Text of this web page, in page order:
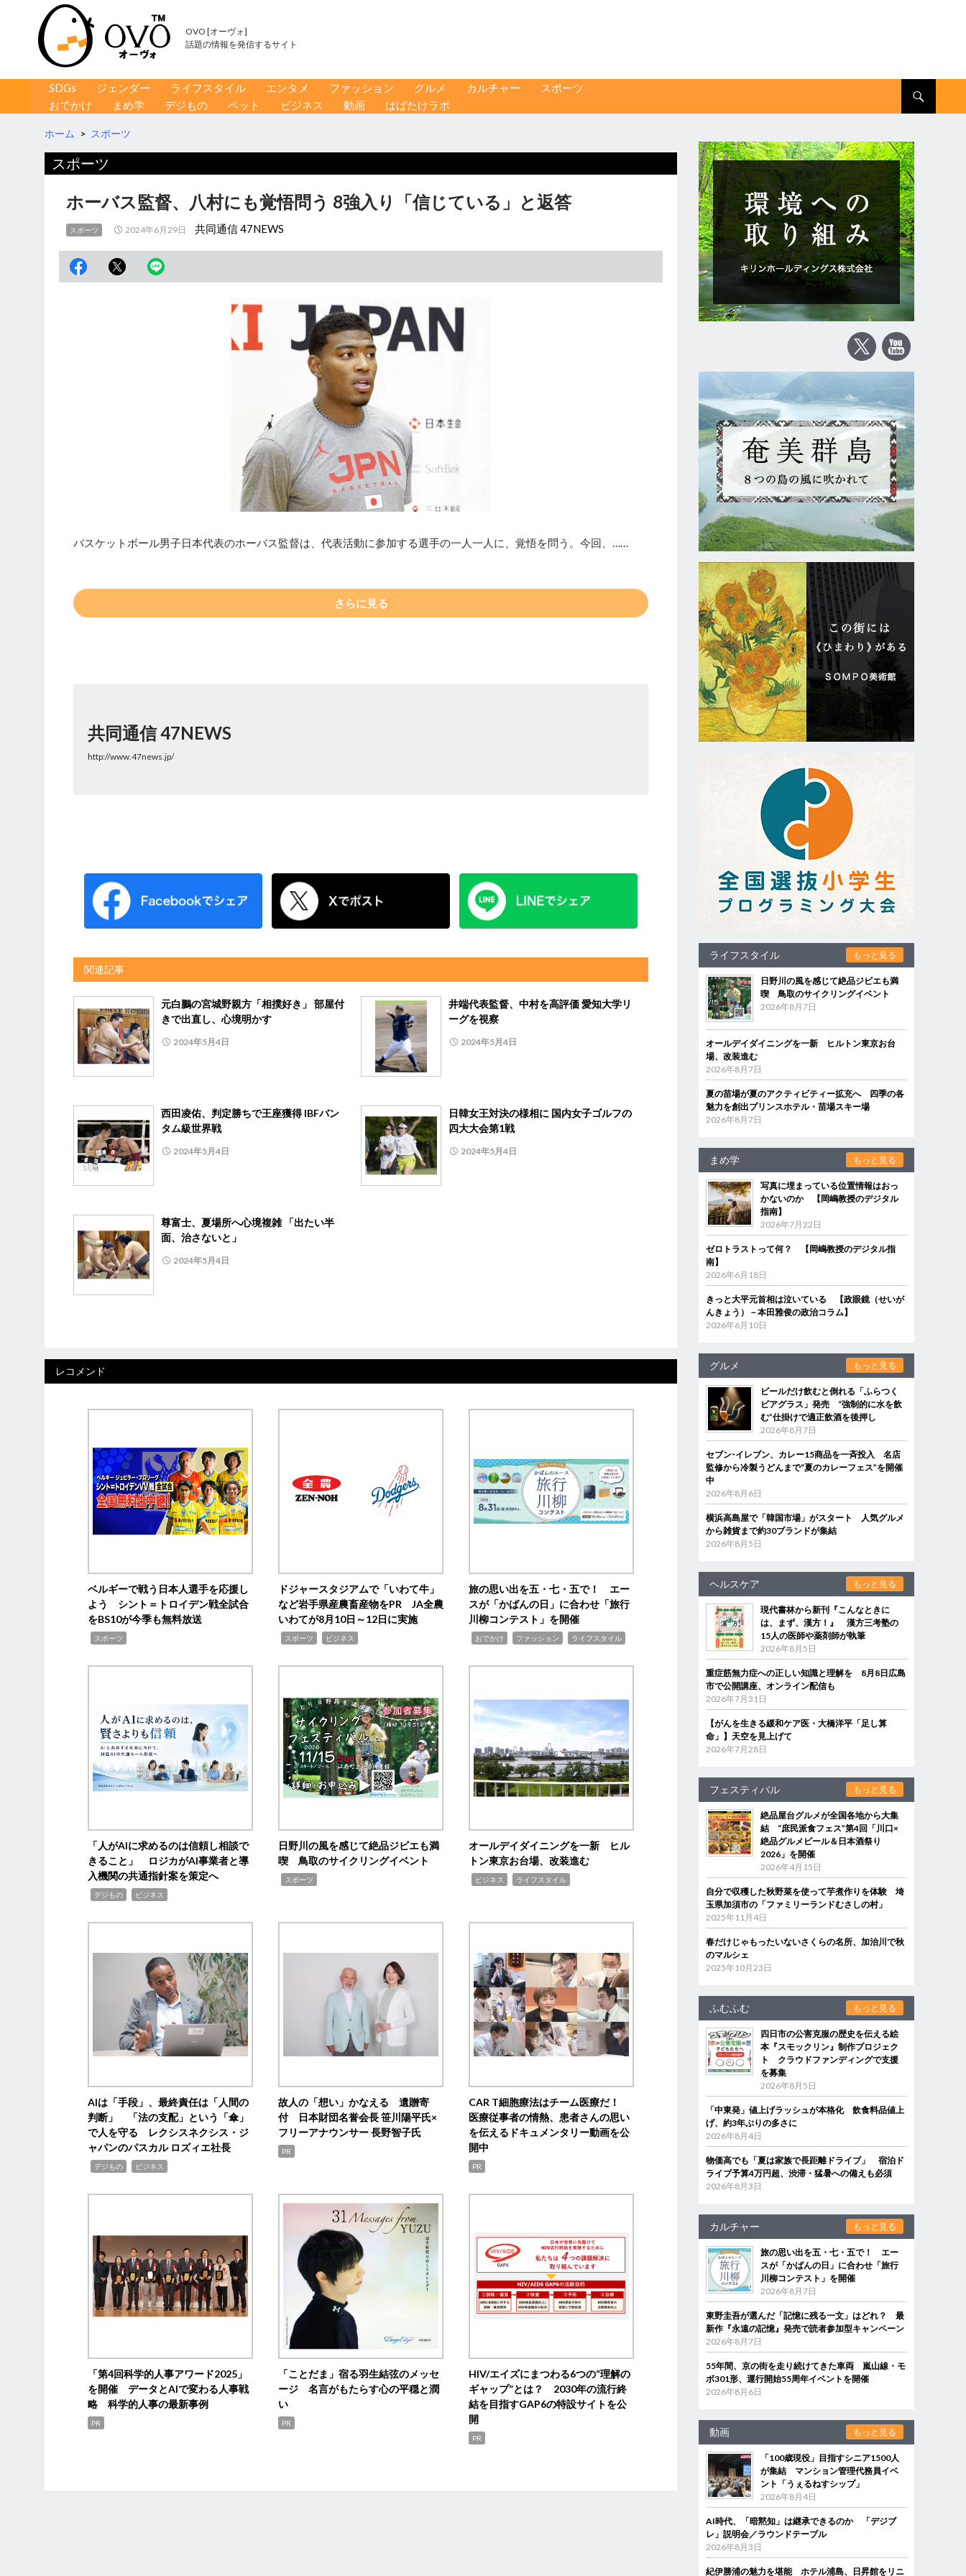
OVO [オーヴォ]
話題の情報を発信するサイト
コンテンツへ移動
SDGs ジェンダー ライフスタイル エンタメ ファッション グルメ カルチャー
スポーツ
おでかけ
まめ学 デジもの ペット ビジネス 動画 はばたけラボ
ホーム > スポーツ
スポーツ
ホーバス監督、八村にも覚悟問う 8強入り「信じている」と返答
スポーツ 2024年6月29日 共同通信 47NEWS
バスケットボール男子日本代表のホーバス監督は、代表活動に参加する選手の一人一人に、覚悟を問う。今回、……
さらに見る
共同通信 47NEWS
http://www.47news.jp/
関連記事
元白鵬の宮城野親方「相撲好き」 部屋付
きで出直し、心境明かす
2024年5月4日
井端代表監督、中村を高評価 愛知大学リ
ーグを視察
2024年5月4日
西田凌佑、判定勝ちで王座獲得 IBFバン
タム級世界戦
2024年5月4日
日韓女王対決の様相に 国内女子ゴルフの
四大大会第1戦
2024年5月4日
尊富士、夏場所へ心境複雑 「出たい半
面、治さないと」
2024年5月4日
レコメンド
ベルギーで戦う日本人選手を応援し
よう シント＝トロイデン戦全試合
をBS10が今季も無料放送
スポーツ
ドジャースタジアムで「いわて牛」
など岩手県産農畜産物をPR JA全農
いわてが8月10日～12日に実施
スポーツ ビジネス
旅の思い出を五・七・五で！ エー
スが「かばんの日」に合わせ「旅行
川柳コンテスト」を開催
おでかけ ファッション ライフスタイル
「人がAIに求めるのは信頼し相談で
きること」 ロジカがAI事業者と導
入機関の共通指針案を策定へ
デジもの ビジネス
日野川の風を感じて絶品ジビエも満
喫 鳥取のサイクリングイベント
スポーツ
オールデイダイニングを一新 ヒル
トン東京お台場、改装進む
ビジネス ライフスタイル
AIは「手段」、最終責任は「人間の
判断」 「法の支配」という「傘」
で人を守る レクシスネクシス・ジ
ャパンのパスカル ロズィエ社長
デジもの ビジネス
故人の「想い」かなえる 遺贈寄
付 日本財団名誉会長 笹川陽平氏×
フリーアナウンサー 長野智子氏
PR
CAR T細胞療法はチーム医療だ！
医療従事者の情熱、患者さんの思い
を伝えるドキュメンタリー動画を公
開中
PR
「第4回科学的人事アワード2025」
を開催 データとAIで変わる人事戦
略 科学的人事の最新事例
PR
「ことだま」宿る羽生結弦のメッセ
ージ 名言がもたらす心の平穏と潤
い
PR
HIV/エイズにまつわる6つの“理解の
ギャップ”とは？ 2030年の流行終
結を目指すGAP6の特設サイトを公
開
PR
ライフスタイル もっと見る
日野川の風を感じて絶品ジビエも満
喫 鳥取のサイクリングイベント
2026年8月7日
オールデイダイニングを一新 ヒルトン東京お台
場、改装進む
2026年8月7日
夏の苗場が夏のアクティビティー拡充へ 四季の各
魅力を創出プリンスホテル・苗場スキー場
2026年8月7日
まめ学 もっと見る
写真に埋まっている位置情報はおっ
かないのか 【岡嶋教授のデジタル
指南】
2026年7月22日
ゼロトラストって何？ 【岡嶋教授のデジタル指
南】
2026年6月18日
きっと大平元首相は泣いている 【政眼鏡（せいが
んきょう）－本田雅俊の政治コラム】
2026年6月10日
グルメ もっと見る
ビールだけ飲むと倒れる「ふらつく
ビアグラス」発売 “強制的に水を飲
む”仕掛けで適正飲酒を後押し
2026年8月7日
セブン‐イレブン、カレー15商品を一斉投入 名店
監修から冷製うどんまで“夏のカレーフェス”を開催
中
2026年8月6日
横浜高島屋で「韓国市場」がスタート 人気グルメ
から雑貨まで約30ブランドが集結
2026年8月5日
ヘルスケア もっと見る
現代書林から新刊『こんなときに
は、まず、漢方！』 漢方三考塾の
15人の医師や薬剤師が執筆
2026年8月5日
重症筋無力症への正しい知識と理解を 8月8日広島
市で公開講座、オンライン配信も
2026年7月31日
【がんを生きる緩和ケア医・大橋洋平「足し算
命」】天空を見上げて
2026年7月28日
フェスティバル もっと見る
絶品屋台グルメが全国各地から大集
結 “庶民派食フェス”第4回「川口×
絶品グルメビール＆日本酒祭り
2026」を開催
2026年4月15日
自分で収穫した秋野菜を使って芋煮作りを体験 埼
玉県加須市の「ファミリーランドむさしの村」
2025年11月4日
春だけじゃもったいないさくらの名所、加治川で秋
のマルシェ
2025年10月23日
ふむふむ もっと見る
四日市の公害克服の歴史を伝える絵
本『スモックリン』制作プロジェク
ト クラウドファンディングで支援
を募集
2026年8月5日
「中東発」値上げラッシュが本格化 飲食料品値上
げ、約3年ぶりの多さに
2026年8月4日
物価高でも「夏は家族で長距離ドライブ」 宿泊ド
ライブ予算4万円超、渋滞・猛暑への備えも必須
2026年8月3日
カルチャー もっと見る
旅の思い出を五・七・五で！ エー
スが「かばんの日」に合わせ「旅行
川柳コンテスト」を開催
2026年8月7日
東野圭吾が選んだ「記憶に残る一文」はどれ？ 最
新作『永遠の記憶』発売で読者参加型キャンペーン
2026年8月7日
55年間、京の街を走り続けてきた車両 嵐山線・モ
ボ301形、運行開始55周年イベントを開催
2026年8月6日
動画 もっと見る
「100歳現役」目指すシニア1500人
が集結 マンション管理代務員イベ
ント「うぇるねすシップ」
2026年8月4日
AI時代、「暗黙知」は継承できるのか 「デジブ
レ」説明会／ラウンドテーブル
2026年8月3日
紀伊勝浦の魅力を堪能 ホテル浦島、日昇館をリニ